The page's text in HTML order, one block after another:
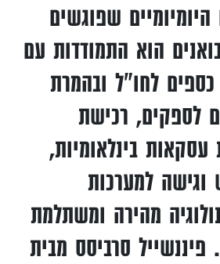
שפוגשים
הוא התמודדות עם
לחו"ל ובהמרת
לספקים, רכישת
עסקאות בינלאומיות,
וגישה למערכות
מהירה ומשתלמת
סרביסס מבית